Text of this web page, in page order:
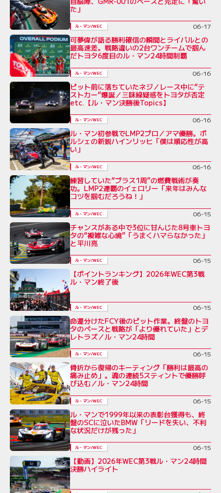
た」
ル・マン/WEC 06-17
可夢偉が語る勝利確信の瞬間とライバルとの
最高速差。戦略違いの2台ワンチームで掴ん
だトヨタ6度目のル・マン24時間制覇
ル・マン/WEC 06-16
ピット前に落ちていたネジ／レース中に“テ
ストカー”爆誕／三味線疑惑をトヨタが否定
etc.【ル・マン決勝後Topics】
ル・マン/WEC 06-16
ル・マン初参戦でLMP2プロ／アマ優勝。ポ
ルシェの新鋭ハインリッヒ「僕は順応性が高
い」
ル・マン/WEC 06-16
練習していた“プラス1周”の燃費戦術が奏
功。LMP2連覇のイェロリー「来年はみんな
コツを掴むだろうね！」
ル・マン/WEC 06-15
チャンスがある中で3位に甘んじた8号車トヨ
タの“複雑な心境”「うまくハマらなかった」
と平川亮
ル・マン/WEC 06-15
【ポイントランキング】2026年WEC第3戦
ル・マン終了後
ル・マン/WEC 06-15
命運分けたFCY後のピット作業。終盤のトヨ
タのペースと戦略が「より優れていた」とデ
レトラズ／ル・マン24時間
ル・マン/WEC 06-15
骨折から復帰のキーティング「勝利は最高の
痛み止め」。魂の連続5スティントで優勝呼
び込む／ル・マン24時間
ル・マン/WEC 06-15
ル・マンで1999年以来の表彰台獲得も、終
盤のSCに泣いたBMW「リードを失い、不利
な状況だけが残った」
ル・マン/WEC 06-15
【動画】2026年WEC第3戦ル・マン24時間
決勝ハイライト